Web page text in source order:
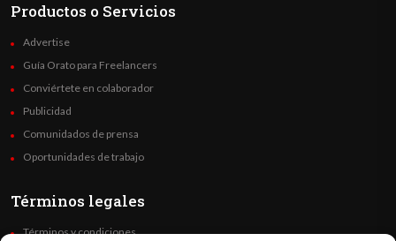
Productos o Servicios
Advertise
Guía Orato para Freelancers
Conviértete en colaborador
Publicidad
Comunidados de prensa
Oportunidades de trabajo
Términos legales
Términos y condiciones